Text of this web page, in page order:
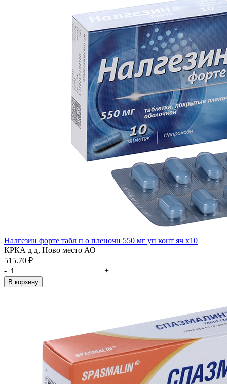
Налгезин форте табл п о пленочн 550 мг уп конт яч x10
КРКА д д, Ново место АО
515.70 ₽
-
+
В корзину